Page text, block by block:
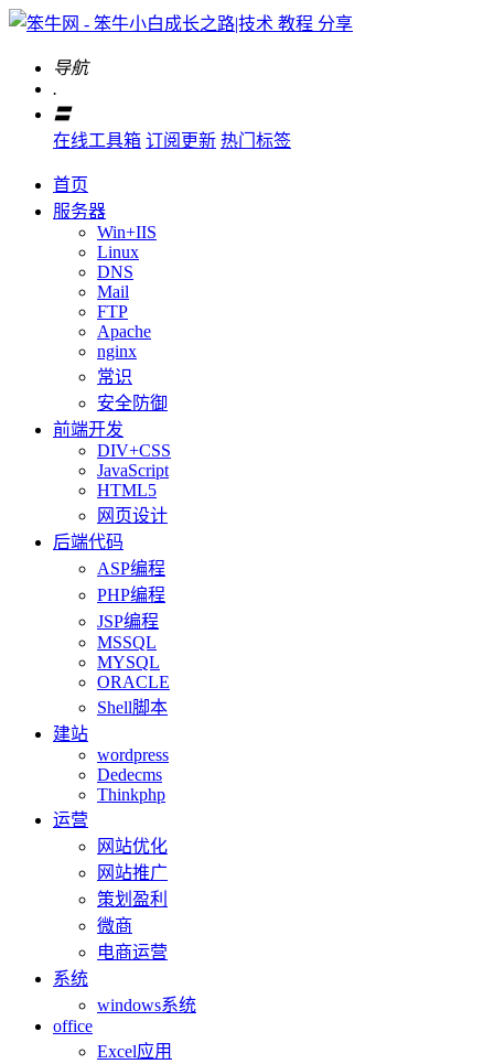
导航
.
〓
在线工具箱 订阅更新 热门标签
首页
服务器
Win+IIS
Linux
DNS
Mail
FTP
Apache
nginx
常识
安全防御
前端开发
DIV+CSS
JavaScript
HTML5
网页设计
后端代码
ASP编程
PHP编程
JSP编程
MSSQL
MYSQL
ORACLE
Shell脚本
建站
wordpress
Dedecms
Thinkphp
运营
网站优化
网站推广
策划盈利
微商
电商运营
系统
windows系统
office
Excel应用